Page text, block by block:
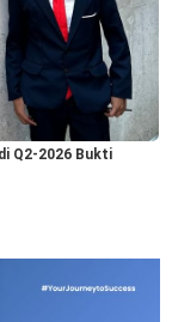
Q2-2026 Bukti